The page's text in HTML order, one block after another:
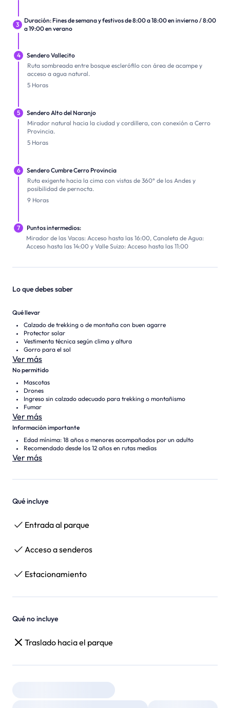
3
Duración: Fines de semana y festivos de 8:00 a 18:00 en invierno / 8:00
a 19:00 en verano
4
Sendero Vallecito
Ruta sombreada entre bosque esclerófilo con área de acampe y
acceso a agua natural.
5 Horas
5
Sendero Alto del Naranjo
Mirador natural hacia la ciudad y cordillera, con conexión a Cerro
Provincia.
5 Horas
6
Sendero Cumbre Cerro Provincia
Ruta exigente hacia la cima con vistas de 360° de los Andes y
posibilidad de pernocta.
9 Horas
7
Puntos intermedios:
Mirador de las Vacas: Acceso hasta las 16:00, Canaleta de Agua:
Acceso hasta las 14:00 y Valle Suizo: Acceso hasta las 11:00
Lo que debes saber
Qué llevar
Calzado de trekking o de montaña con buen agarre
Protector solar
Vestimenta técnica según clima y altura
Gorro para el sol
Ver más
No permitido
Mascotas
Drones
Ingreso sin calzado adecuado para trekking o montañismo
Fumar
Ver más
Información importante
Edad mínima: 18 años o menores acompañados por un adulto
Recomendado desde los 12 años en rutas medias
Ver más
Qué incluye
Entrada al parque
Acceso a senderos
Estacionamiento
Qué no incluye
Traslado hacia el parque